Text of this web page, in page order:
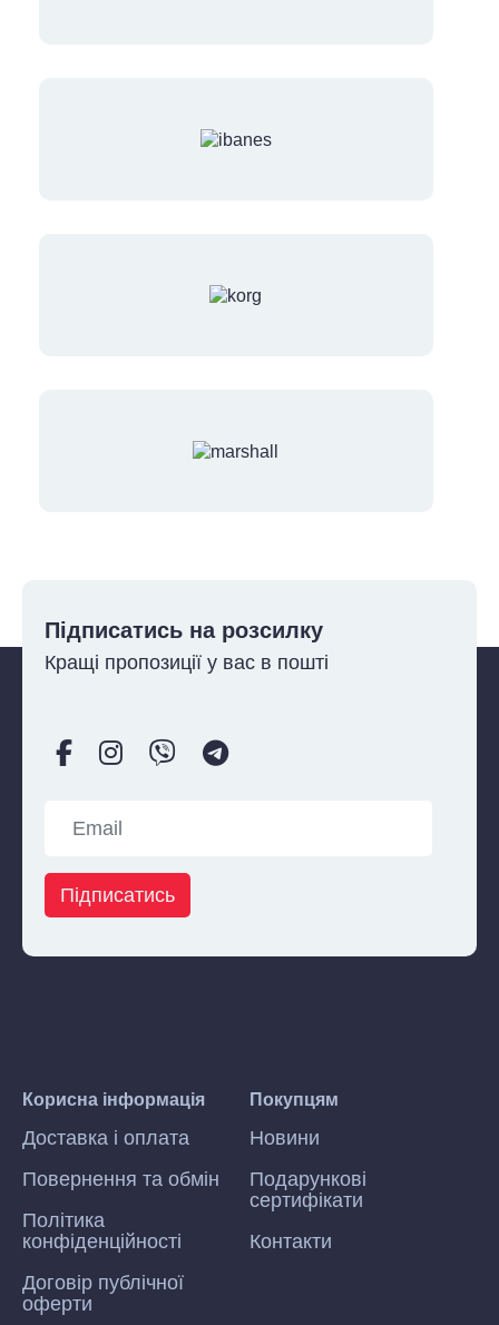
Підписатись на розсилку
Кращі пропозиції у вас в пошті
Підписатись
Покупцям
Новини
Подарункові
сертифікати
Контакти
Корисна інформація
Доставка і оплата
Повернення та обмін
Політика
конфіденційності
Договір публічної
оферти